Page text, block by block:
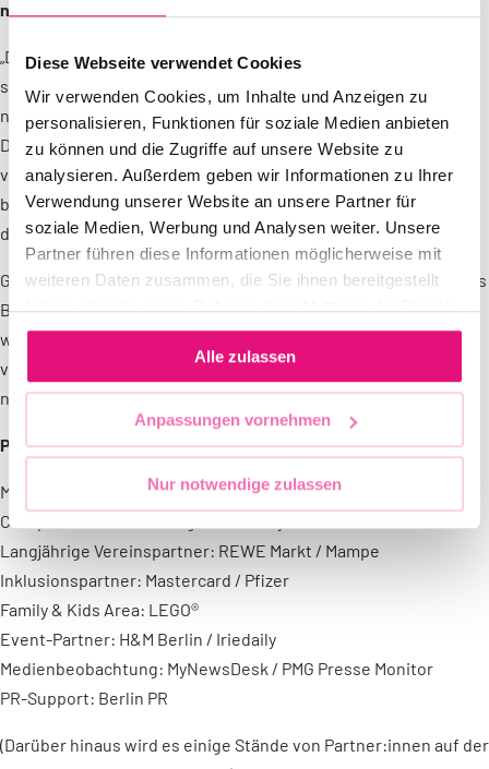
Diese Webseite verwendet Cookies
Wir verwenden Cookies, um Inhalte und Anzeigen zu
personalisieren, Funktionen für soziale Medien anbieten
zu können und die Zugriffe auf unsere Website zu
analysieren. Außerdem geben wir Informationen zu Ihrer
Verwendung unserer Website an unsere Partner für
soziale Medien, Werbung und Analysen weiter. Unsere
Partner führen diese Informationen möglicherweise mit
weiteren Daten zusammen, die Sie ihnen bereitgestellt
gesammelt haben.
Alle zulassen
Anpassungen vornehmen
Nur notwendige zulassen
neuer Partner:innen geschlossen werden.
„Damit können alle barrierearmen Projekte aus den Vorjahren
sowie zukünftige politische Kampagnen vorerst gesichert und
notwendige Technik im Produktionsbereich finanziert werden.
Dies ist nur durch die breite Unterstützung der Community und
von engagierten Unternehmen möglich gewesen. Dafür
bedanken wir uns ausdrücklich“, erklärt Marcel Voges, Vorstand
des Berliner CSD e. V.
Gleichzeitig ist klar: Die strukturelle und inhaltliche Zukunft des
Berliner CSD muss nach dem CSD mit der Community diskutiert
werden, denn die Situation wird in den kommenden Jahren
vermutlich schwieriger. Der Verein steht vor der Aufgabe, sich
nachhaltiger und resilienter aufzustellen.
Partner:innen und Sponsoren des CSD 2025
Main-Sponsor: Duolingo
Co-Sponsoren: Carlsberg / Somersby
Langjährige Vereinspartner: REWE Markt / Mampe
Inklusionspartner: Mastercard / Pfizer
Family & Kids Area: LEGO®
Event-Partner: H&M Berlin / Iriedaily
Medienbeobachtung: MyNewsDesk / PMG Presse Monitor
PR-Support: Berlin PR
(Darüber hinaus wird es einige Stände von Partner:innen auf der